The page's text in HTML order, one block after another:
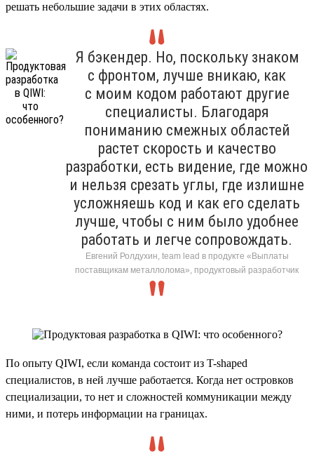
решать небольшие задачи в этих областях.
Я бэкендер. Но, поскольку знаком
с фронтом, лучше вникаю, как
с моим кодом работают другие
специалисты. Благодаря
пониманию смежных областей
растет скорость и качество
разработки, есть видение, где можно
и нельзя срезать углы, где излишне
усложняешь код и как его сделать
лучше, чтобы с ним было удобнее
работать и легче сопровождать.
Евгений Ролдухин, team lead в продукте «Выплаты
поставщикам металлолома», продуктовый разработчик
По опыту QIWI, если команда состоит из T-shaped
специалистов, в ней лучше работается. Когда нет островков
специализации, то нет и сложностей коммуникации между
ними, и потерь информации на границах.